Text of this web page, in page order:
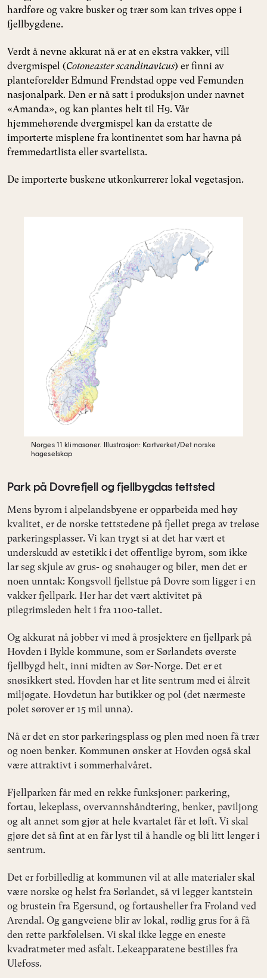
hardføre og vakre busker og trær som kan trives oppe i
fjellbygdene.
Verdt å nevne akkurat nå er at en ekstra vakker, vill
dvergmispel (Cotoneaster scandinavicus) er finni av
planteforelder Edmund Frendstad oppe ved Femunden
nasjonalpark. Den er nå satt i produksjon under navnet
«Amanda», og kan plantes helt til H9. Vår
hjemmehørende dvergmispel kan da erstatte de
importerte misplene fra kontinentet som har havna på
fremmedartlista eller svartelista.
De importerte buskene utkonkurrerer lokal vegetasjon.
Norges 11 klimasoner. Illustrasjon: Kartverket/Det norske
hageselskap
Park på Dovrefjell og fjellbygdas tettsted
Mens byrom i alpelandsbyene er opparbeida med høy
kvalitet, er de norske tettstedene på fjellet prega av treløse
parkeringsplasser. Vi kan trygt si at det har vært et
underskudd av estetikk i det offentlige byrom, som ikke
lar seg skjule av grus- og snøhauger og biler, men det er
noen unntak: Kongsvoll fjellstue på Dovre som ligger i en
vakker fjellpark. Her har det vært aktivitet på
pilegrimsleden helt i fra 1100-tallet.
Og akkurat nå jobber vi med å prosjektere en fjellpark på
Hovden i Bykle kommune, som er Sørlandets øverste
fjellbygd helt, inni midten av Sør-Norge. Det er et
snøsikkert sted. Hovden har et lite sentrum med ei ålreit
miljøgate. Hovdetun har butikker og pol (det nærmeste
polet sørover er 15 mil unna).
Nå er det en stor parkeringsplass og plen med noen få trær
og noen benker. Kommunen ønsker at Hovden også skal
være attraktivt i sommerhalvåret.
Fjellparken får med en rekke funksjoner: parkering,
fortau, lekeplass, overvannshåndtering, benker, paviljong
og alt annet som gjør at hele kvartalet får et løft. Vi skal
gjøre det så fint at en får lyst til å handle og bli litt lenger i
sentrum.
Det er forbilledlig at kommunen vil at alle materialer skal
være norske og helst fra Sørlandet, så vi legger kantstein
og brustein fra Egersund, og fortausheller fra Froland ved
Arendal. Og gangveiene blir av lokal, rødlig grus for å få
den rette parkfølelsen. Vi skal ikke legge en eneste
kvadratmeter med asfalt. Lekeapparatene bestilles fra
Ulefoss.